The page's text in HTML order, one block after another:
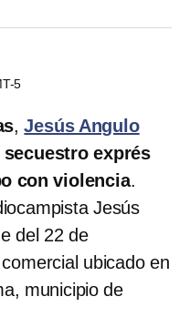
5
,Jesús Angulo
secuestro exprés
con violencia.
Jesús
del 22 de
ubicado en
municipio de